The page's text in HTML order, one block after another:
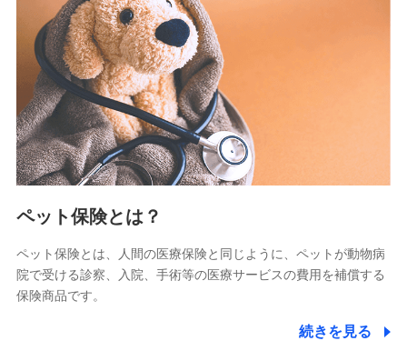
（https://www.nissay.co.jp）
はなさく生命保険株式会社
（https://www.life8739.co.jp/）
マニュライフ生命保険株式会社
（https://www.manulife.co.jp/）
三井住友海上あいおい生命保険株式会社
（https://www.msa-life.co.jp/）
メットライフ生命株式会社
(https://www.metlife.co.jp/)
（https://www.medicarelife.com/）
■少額短期保険
株式会社アシロ少額短期保険
(https://kailash.co.jp/)
ペット保険とは？
ペット保険とは、人間の医療保険と同じように、ペットが動物病
院で受ける診察、入院、手術等の医療サービスの費用を補償する
保険商品です。
続きを見る